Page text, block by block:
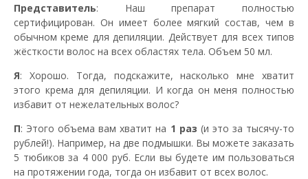
Представитель: Наш препарат полностью
сертифицирован. Он имеет более мягкий состав, чем в
обычном креме для депиляции. Действует для всех типов
жёсткости волос на всех областях тела. Объем 50 мл.
Я: Хорошо. Тогда, подскажите, насколько мне хватит
этого крема для депиляции. И когда он меня полностью
избавит от нежелательных волос?
П: Этого объема вам хватит на 1 раз (и это за тысячу-то
рублей!). Например, на две подмышки. Вы можете заказать
5 тюбиков за 4 000 руб. Если вы будете им пользоваться
на протяжении года, тогда он избавит от всех волос.